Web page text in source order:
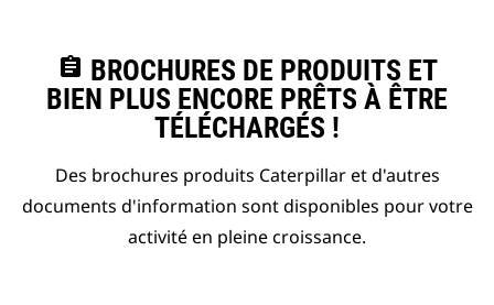
assignment BROCHURES DE PRODUITS ET
BIEN PLUS ENCORE PRÊTS À ÊTRE
TÉLÉCHARGÉS !
Des brochures produits Caterpillar et d'autres
documents d'information sont disponibles pour votre
activité en pleine croissance.